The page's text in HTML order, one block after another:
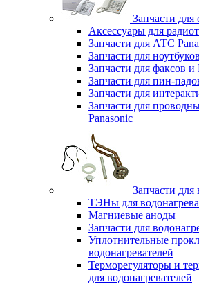
Запчасти
Аксессуары для
Запчасти для АТС
Запчасти для ноутбуков
Запчасти для факсов
Запчасти для пин-
Запчасти для
Запчасти для
Panasonic
Запчасти для
ТЭНы для
Магниевые аноды
Запчасти для
Уплотнительные
водонагревателей
Терморегуляторы и
для водонагревателей